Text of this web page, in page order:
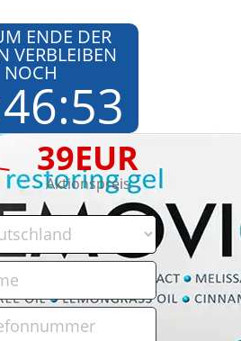
ENDE DER
VERBLEIBEN
NOCH
46:52
39EUR
Aktionspreis